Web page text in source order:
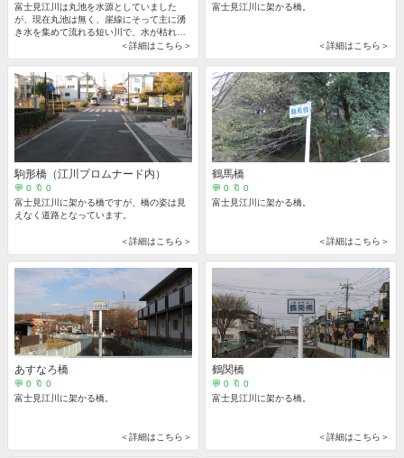
富士見江川は丸池を水源としていました
が、現在丸池は無く、崖線にそって主に湧
き水を集めて流れる短い川で、水が枯れる
＜詳細はこちら＞
富士見江川に架かる橋。
＜詳細はこちら＞
駒形橋（江川プロムナード内）
💬 0 🔖 0
富士見江川に架かる橋ですが、橋の姿は見
えなく道路となっています。
＜詳細はこちら＞
鶴馬橋
💬 0 🔖 0
富士見江川に架かる橋。
＜詳細はこちら＞
あすなろ橋
💬 0 🔖 0
富士見江川に架かる橋。
＜詳細はこちら＞
鶴関橋
💬 0 🔖 0
富士見江川に架かる橋。
＜詳細はこちら＞